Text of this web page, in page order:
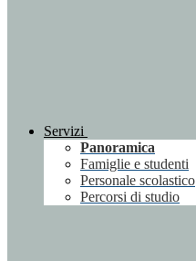
Servizi
Panoramica
Famiglie e studenti
Personale scolastico
Percorsi di studio